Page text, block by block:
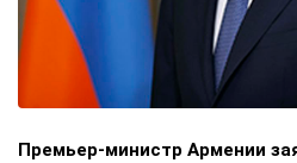
Премьер-министр Армении